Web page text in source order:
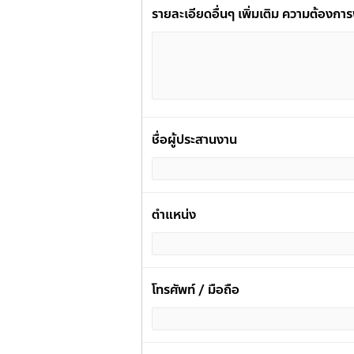
รายละเอียดอื่นๆ เพิ่มเติม ความต้องกา
ชื่อผู้ประสานงาน
ตำแหน่ง
โทรศัพท์ / มือถือ